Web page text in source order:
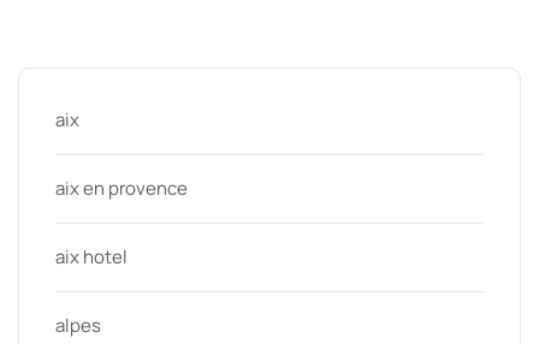
aix
aix en provence
aix hotel
alpes